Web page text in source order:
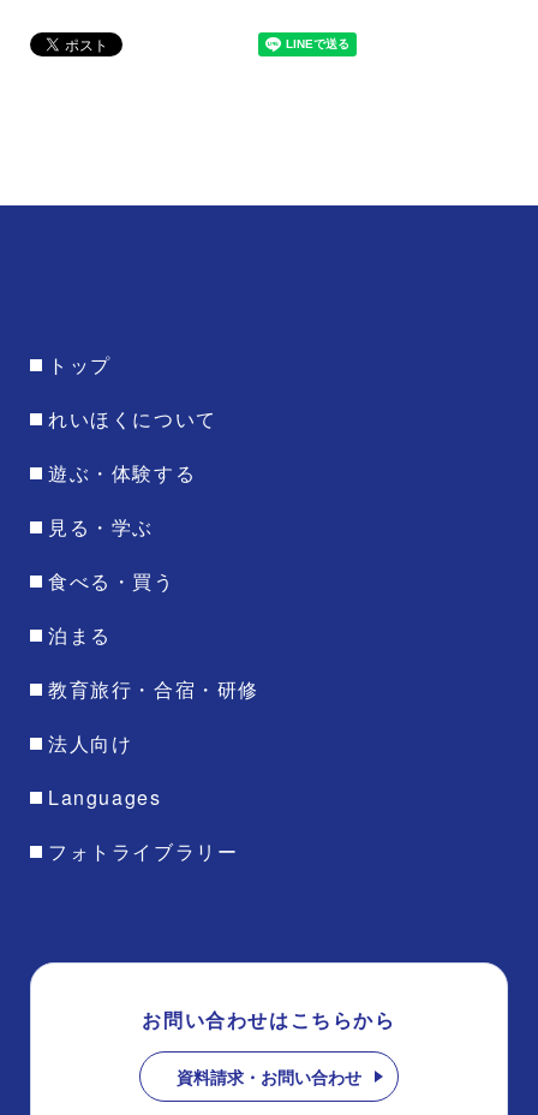
トップ
れいほくについて
遊ぶ・体験する
見る・学ぶ
食べる・買う
泊まる
教育旅行・合宿・研修
法人向け
Languages
フォトライブラリー
お問い合わせはこちらから
資料請求・お問い合わせ